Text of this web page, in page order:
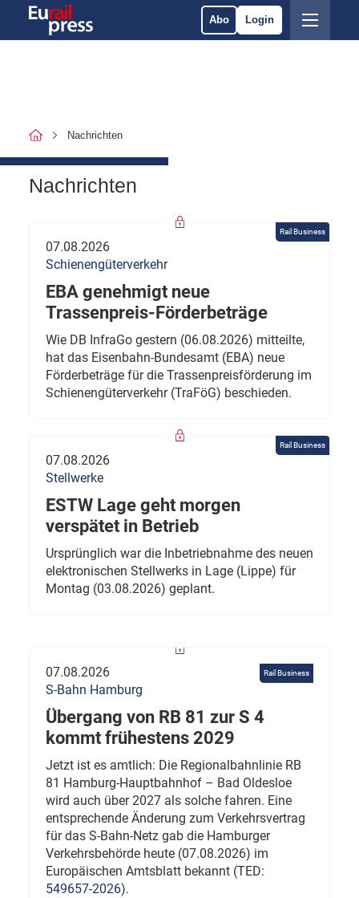
Abo Login
Nachrichten
Nachrichten
Rail Business
07.08.2026
Schienengüterverkehr
EBA genehmigt neue
Trassenpreis-Förderbeträge
Wie DB InfraGo gestern (06.08.2026) mitteilte,
hat das Eisenbahn-Bundesamt (EBA) neue
Förderbeträge für die Trassenpreisförderung im
Schienengüterverkehr (TraFöG) beschieden.
Rail Business
07.08.2026
Stellwerke
ESTW Lage geht morgen
verspätet in Betrieb
Ursprünglich war die Inbetriebnahme des neuen
elektronischen Stellwerks in Lage (Lippe) für
Montag (03.08.2026) geplant.
Rail Business
07.08.2026
S-Bahn Hamburg
Übergang von RB 81 zur S 4
kommt frühestens 2029
Jetzt ist es amtlich: Die Regionalbahnlinie RB
81 Hamburg-Hauptbahnhof – Bad Oldesloe
wird auch über 2027 als solche fahren. Eine
entsprechende Änderung zum Verkehrsvertrag
für das S-Bahn-Netz gab die Hamburger
Verkehrsbehörde heute (07.08.2026) im
Europäischen Amtsblatt bekannt (TED:
549657-2026).